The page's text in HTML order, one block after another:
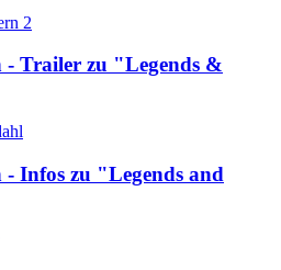
2
- Trailer zu "Legends &
- Infos zu "Legends and